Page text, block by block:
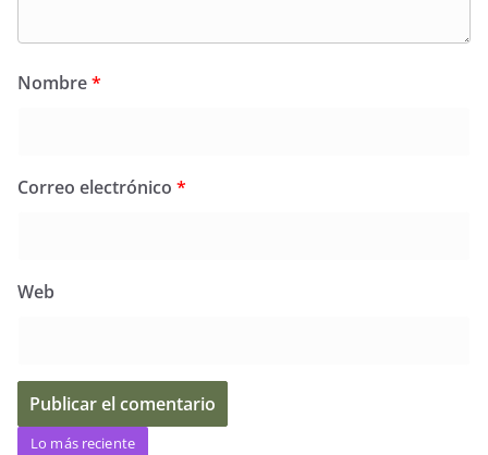
Nombre*
Correo electrónico *
Web
Lo más reciente